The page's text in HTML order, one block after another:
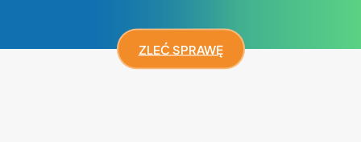
ZLEĆ SPRAWĘ